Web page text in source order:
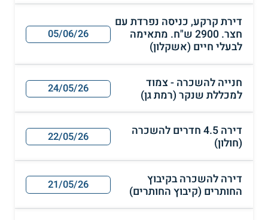
דירת קרקע, כניסה נפרדת עם
חצר. 2900 ש"ח. מתאימה
לבעלי חיים (אשקלון)
05/06/26
חנייה להשכרה - צמוד
למכללת שנקר (רמת גן)
24/05/26
דירה 4.5 חדרים להשכרה
(חולון)
22/05/26
דירה להשכרה בקיבוץ
החותרים (קיבוץ החותרים)
21/05/26